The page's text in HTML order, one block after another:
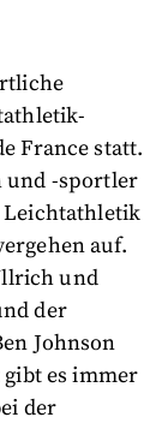
France statt.
und -sportler
Leichtathletik
auf.
und
der
Johnson
es immer
der